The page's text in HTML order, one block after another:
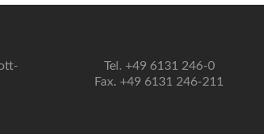
Tel. +49 6131 246-0
Fax. +49 6131 246-211